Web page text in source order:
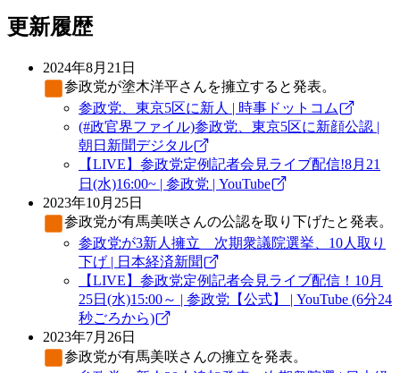
更新履歴
2024年8月21日
参政党が塗木洋平さんを擁立すると発表。
参政党、東京5区に新人 | 時事ドットコム
(#政官界ファイル)参政党、東京5区に新顔公認 |
朝日新聞デジタル
【LIVE】参政党定例記者会見ライブ配信!8月21
日(水)16:00~ | 参政党 | YouTube
2023年10月25日
参政党が有馬美咲さんの公認を取り下げたと発表。
参政党が3新人擁立 次期衆議院選挙、10人取り
下げ | 日本経済新聞
【LIVE】参政党定例記者会見ライブ配信！10月
25日(水)15:00～ | 参政党【公式】 | YouTube (6分24
秒ごろから)
2023年7月26日
参政党が有馬美咲さんの擁立を発表。